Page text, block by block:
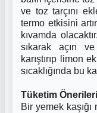
ve toz tarçını
termo etkisini
kıvamda
sıkarak açın
karıştırıp limon
sıcaklığında bu
Tüketim
Bir yemek kaşığı